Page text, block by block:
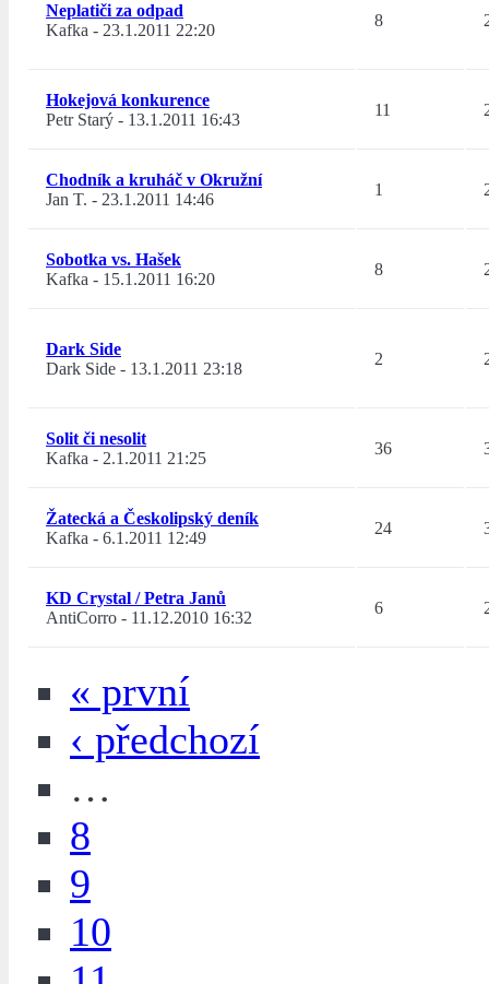
Neplatiči za odpad
Kafka - 23.1.2011 22:20
8
Hokejová konkurence
Petr Starý - 13.1.2011 16:43
11
Chodník a kruháč v Okružní
Jan T. - 23.1.2011 14:46
1
Sobotka vs. Hašek
Kafka - 15.1.2011 16:20
8
Dark Side
Dark Side - 13.1.2011 23:18
2
Solit či nesolit
Kafka - 2.1.2011 21:25
36
Žatecká a Českolipský deník
Kafka - 6.1.2011 12:49
24
KD Crystal / Petra Janů
AntiCorro - 11.12.2010 16:32
6
« první
‹ předchozí
…
8
9
10